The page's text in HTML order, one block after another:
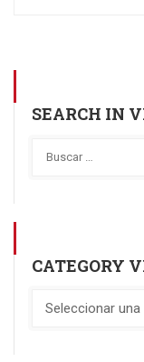
SEARCH IN
CATEGORY